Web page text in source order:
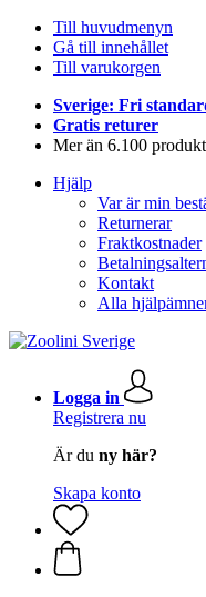
Till huvudmenyn
Gå till innehållet
Till varukorgen
Sverige: Fri
Gratis returer
Mer än 6.100
Hjälp
Var är min
Returnerar
Fraktkostnader
Kontakt
Alla
Logga in
Registrera nu
Är du ny här?
Skapa konto